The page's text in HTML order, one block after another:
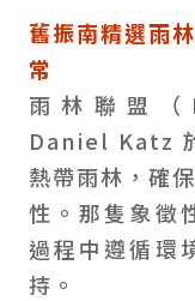
舊振南精選雨
常
雨林聯盟（
Daniel Katz
熱帶雨林，確
性。那隻象徵
過程中遵循環
持。